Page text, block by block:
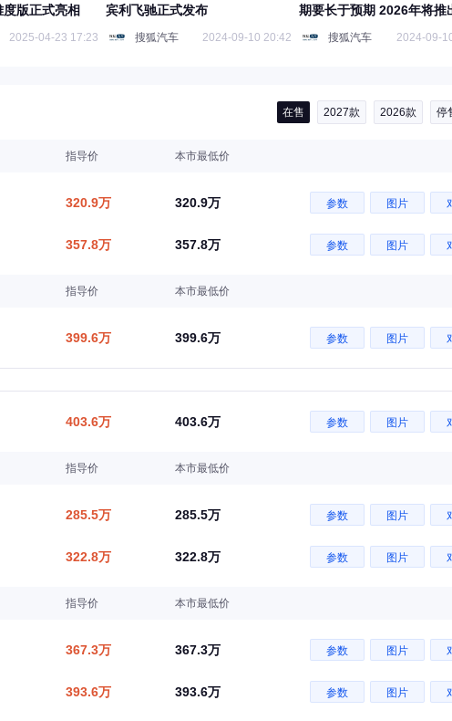
版正式亮相
2025-04-23 17:23
宾利飞驰正式发布
搜狐汽车 2024-09-10 20:42
期要长于预期 2026年将推
搜狐汽车 2024-09-
在售 2027款 2026款 停
指导价 本市最低价
320.9万 320.9万 参数 图片
357.8万 357.8万 参数 图片
指导价 本市最低价
399.6万 399.6万 参数 图片
403.6万 403.6万 参数 图片
指导价 本市最低价
285.5万 285.5万 参数 图片
322.8万 322.8万 参数 图片
指导价 本市最低价
367.3万 367.3万 参数 图片
393.6万 393.6万 参数 图片